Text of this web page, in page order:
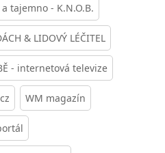
tajemno - K.N.O.B.
& LIDOVÝ LÉČITEL
- internetová televize
WM magazín